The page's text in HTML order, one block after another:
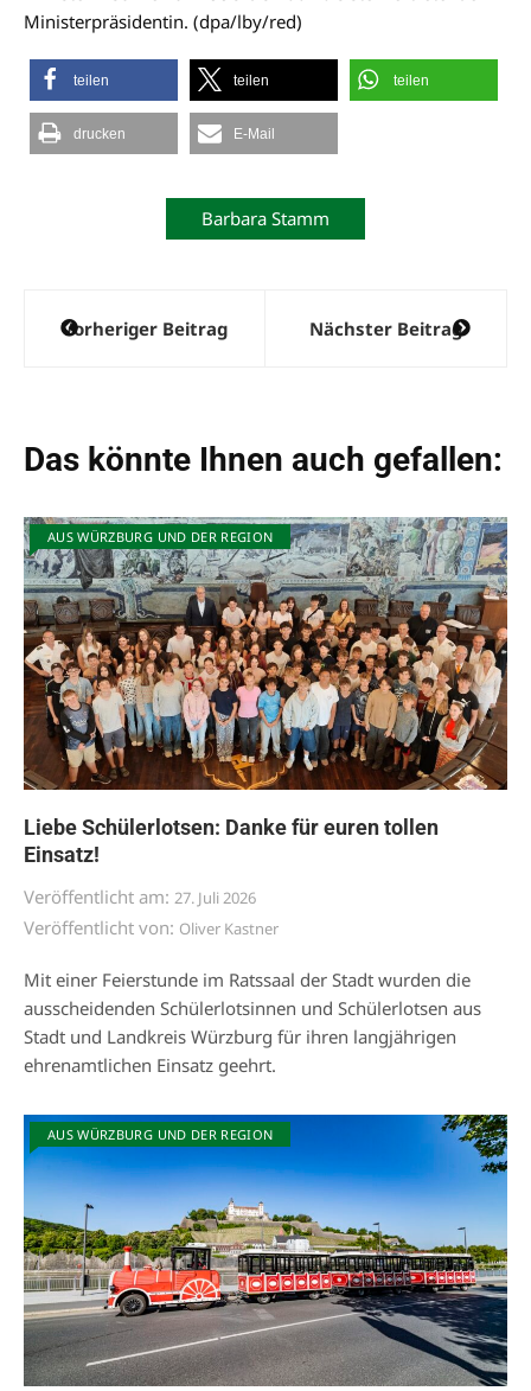
Ministerpräsidentin. (dpa/lby/red)
teilen teilen teilen
drucken E-Mail
Barbara Stamm
Beitragsnavigation
Vorheriger Beitrag Nächster Beitrag
Das könnte Ihnen auch gefallen:
AUS WÜRZBURG UND DER REGION
Liebe Schülerlotsen: Danke für euren tollen
Einsatz!
Veröffentlicht am: 27. Juli 2026
Veröffentlicht von: Oliver Kastner
Mit einer Feierstunde im Ratssaal der Stadt wurden die
ausscheidenden Schülerlotsinnen und Schülerlotsen aus
Stadt und Landkreis Würzburg für ihren langjährigen
ehrenamtlichen Einsatz geehrt.
AUS WÜRZBURG UND DER REGION